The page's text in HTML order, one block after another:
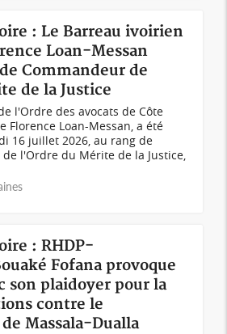
: Le Barreau ivoirien
Loan-Messan
Commandeur de
de la Justice
l'Ordre des avocats de Côte
Florence Loan-Messan, a été
16 juillet 2026, au rang de
l'Ordre du Mérite de la Justice,
: RHDP-
Fofana provoque
son plaidoyer pour la
contre le
Massala-Dualla